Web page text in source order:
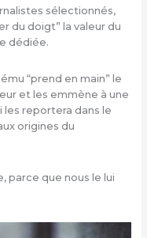
sélectionnés,
du doigt” la valeur du
dédiée.
“prend en main” le
et les emmène à une
les reportera dans le
origines du
parce que nous le lui